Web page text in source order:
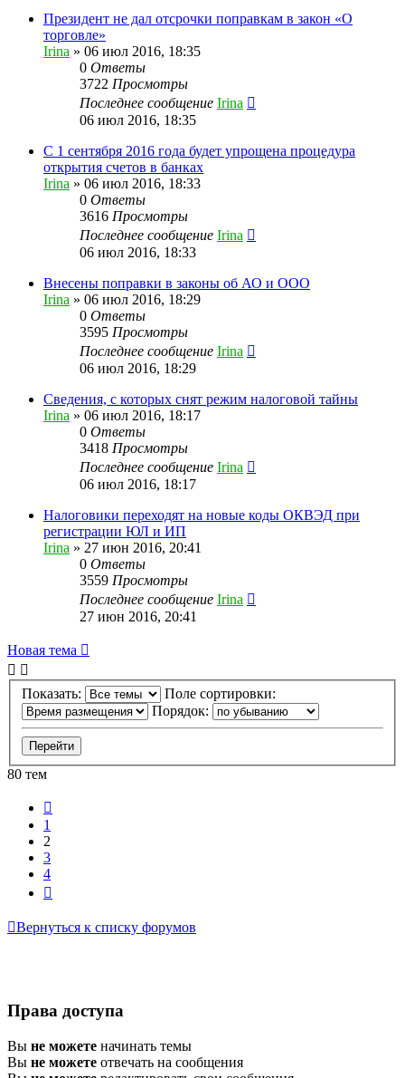
Президент не дал отсрочки поправкам в закон «О
торговле»
Irina » 06 июл 2016, 18:35
0 Ответы
3722 Просмотры
Последнее сообщение Irina
06 июл 2016, 18:35
С 1 сентября 2016 года будет упрощена процедура
открытия счетов в банках
Irina » 06 июл 2016, 18:33
0 Ответы
3616 Просмотры
Последнее сообщение Irina
06 июл 2016, 18:33
Внесены поправки в законы об АО и ООО
Irina » 06 июл 2016, 18:29
0 Ответы
3595 Просмотры
Последнее сообщение Irina
06 июл 2016, 18:29
Сведения, с которых снят режим налоговой тайны
Irina » 06 июл 2016, 18:17
0 Ответы
3418 Просмотры
Последнее сообщение Irina
06 июл 2016, 18:17
Налоговики переходят на новые коды ОКВЭД при
регистрации ЮЛ и ИП
Irina » 27 июн 2016, 20:41
0 Ответы
3559 Просмотры
Последнее сообщение Irina
27 июн 2016, 20:41
Новая тема
Показать:
Поле сортировки:
Порядок:
80 тем
1
2
3
4
Вернуться к списку форумов
Права доступа
Вы не можете начинать темы
Вы не можете отвечать на сообщения